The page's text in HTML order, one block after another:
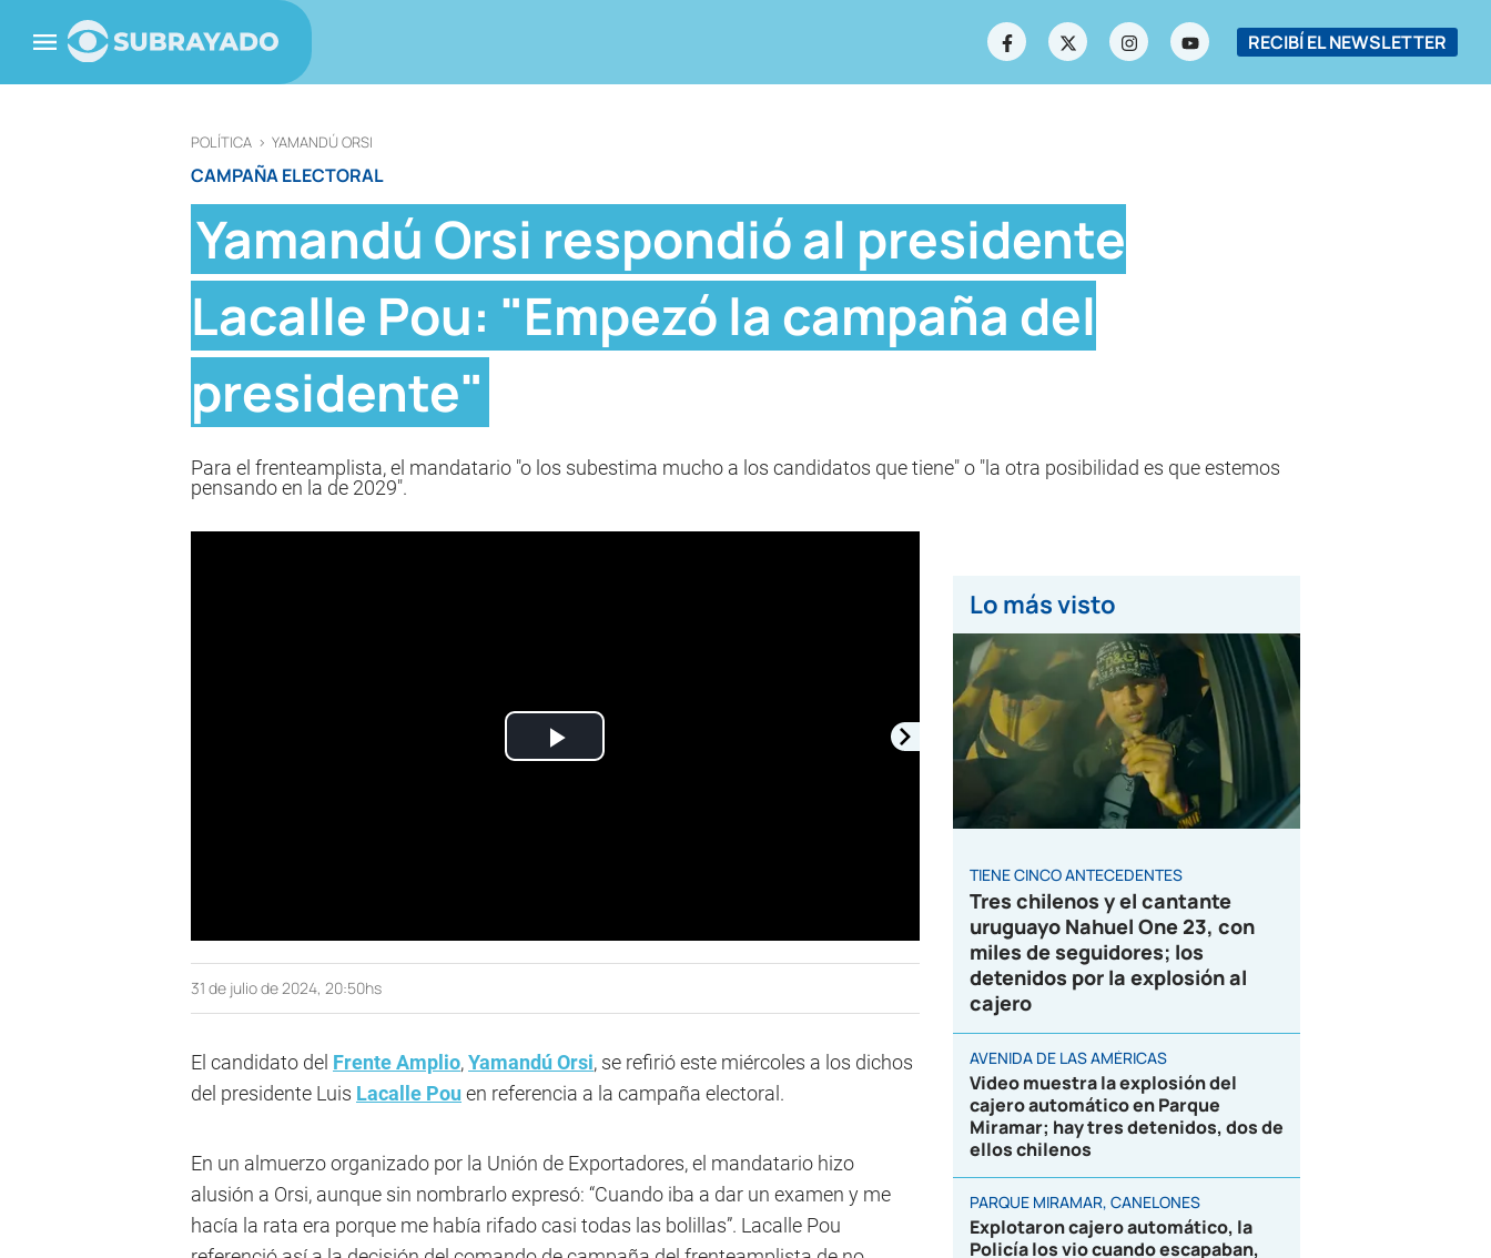
RECIBÍ EL NEWSLETTER
POLÍTICA > YAMANDÚ ORSI
CAMPAÑA ELECTORAL
Yamandú Orsi respondió al presidente
Lacalle Pou: "Empezó la campaña del
presidente"
Para el frenteamplista, el mandatario "o los subestima mucho a los candidatos que tiene" o "la otra posibilidad es que estemos
pensando en la de 2029".
Play
31 de julio de 2024, 20:50hs
El candidato del Frente Amplio,Yamandú Orsi, se refirió este miércoles a los dichos
del presidente Luis Lacalle Pouen referencia a la campaña electoral.
En un almuerzo organizado por la Unión de Exportadores, el mandatario hizo
alusión a Orsi, aunque sin nombrarlo expresó: “Cuando iba a dar un examen y me
hacía la rata era porque me había rifado casi todas las bolillas”. Lacalle Pou
Lo más visto
TIENE CINCO ANTECEDENTES
Tres chilenos y el cantante
uruguayo Nahuel One 23, con
miles de seguidores; los
detenidos por la explosión al
cajero
AVENIDA DE LAS AMÉRICAS
Video muestra la explosión del
cajero automático en Parque
Miramar; hay tres detenidos, dos de
ellos chilenos
PARQUE MIRAMAR, CANELONES
Explotaron cajero automático, la
Policía los vio cuando escapaban,